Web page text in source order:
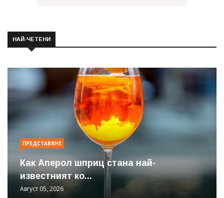
НАЙ-ЧЕТЕНИ
ПРЕДСТАВЯНЕ
Как Аперол шприц стана най-
известният ко...
Август 05, 2026